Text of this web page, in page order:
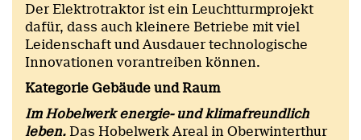
Der Elektrotraktor ist ein Leuchtturmprojekt
dafür, dass auch kleinere Betriebe mit viel
Leidenschaft und Ausdauer technologische
Innovationen vorantreiben können.
Kategorie Gebäude und Raum
Im Hobelwerk energie- und klimafreundlich
leben. Das Hobelwerk Areal in Oberwinterthur